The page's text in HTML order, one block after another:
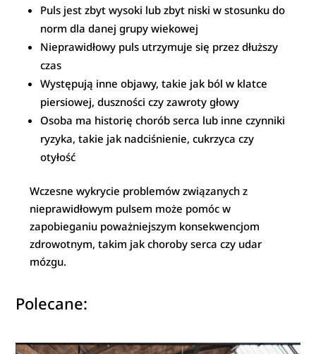
Puls jest zbyt wysoki lub zbyt niski w stosunku do
norm dla danej grupy wiekowej
Nieprawidłowy puls utrzymuje się przez dłuższy
czas
Występują inne objawy, takie jak ból w klatce
piersiowej, duszności czy zawroty głowy
Osoba ma historię chorób serca lub inne czynniki
ryzyka, takie jak nadciśnienie, cukrzyca czy
otyłość
Wczesne wykrycie problemów związanych z
nieprawidłowym pulsem może pomóc w
zapobieganiu poważniejszym konsekwencjom
zdrowotnym, takim jak choroby serca czy udar
mózgu.
Polecane: